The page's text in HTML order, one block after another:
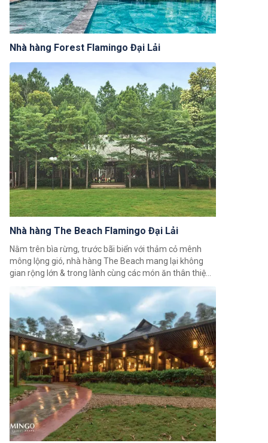
Nhà hàng Forest Flamingo Đại Lải
Nhà hàng The Beach Flamingo Đại Lải
Nằm trên bìa rừng, trước bãi biển với thảm cỏ mênh
mông lộng gió, nhà hàng The Beach mang lại không
gian rộng lớn & trong lành cùng các món ăn thân thiện,